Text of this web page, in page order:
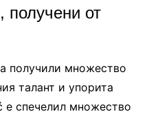
получени от
получили множество
талант и упорита
е спечелил множество